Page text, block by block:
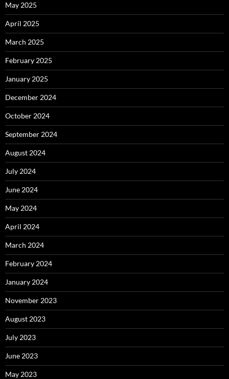
May 2025
April 2025
March 2025
February 2025
January 2025
December 2024
October 2024
September 2024
August 2024
July 2024
June 2024
May 2024
April 2024
March 2024
February 2024
January 2024
November 2023
August 2023
July 2023
June 2023
May 2023